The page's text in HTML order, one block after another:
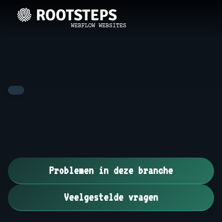
WEBFLOW WEBSITES
Problemen in deze branche
Veelgestelde vragen